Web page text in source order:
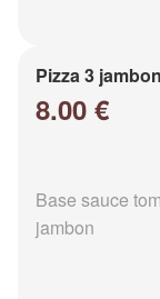
Pizza 3
8.00 €
Base sauce
jambon